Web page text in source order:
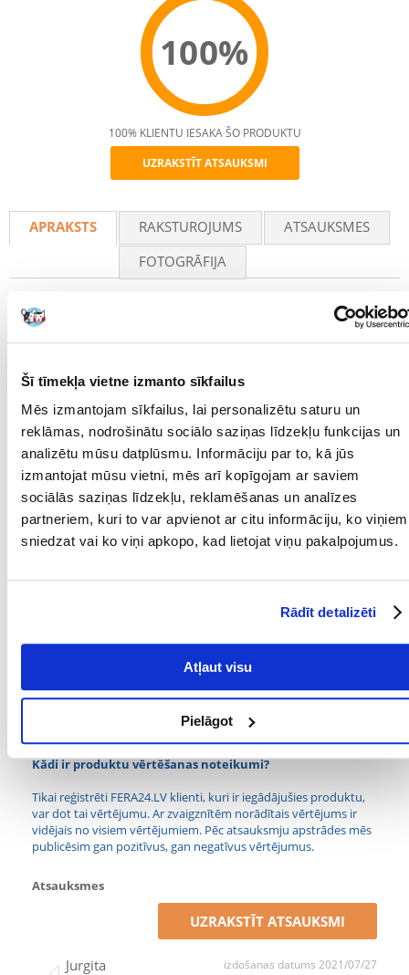
Šī tīmekļa vietne izmanto sīkfailus
Mēs izmantojam sīkfailus, lai personalizētu saturu un
reklāmas, nodrošinātu sociālo saziņas līdzekļu funkcijas un
analizētu mūsu datplūsmu. Informāciju par to, kā jūs
izmantojat mūsu vietni, mēs arī kopīgojam ar saviem
sociālās saziņas līdzekļu, reklamēšanas un analīzes
partneriem, kuri to var apvienot ar citu informāciju, ko viņiem
sniedzat vai ko viņi apkopo, kad lietojat viņu pakalpojumus.
Rādīt detalizēti
Atļaut visu
Pielāgot
100%
Recommend
100% KLIENTU IESAKA ŠO PRODUKTU
UZRAKSTĪT ATSAUKSMI
APRAKSTS RAKSTUROJUMS
ATSAUKSMES
FOTOGRĀFIJA
Uzkodu bumbiņa jūsu kaķim, ar ko spēlēties. To var piepildīt ar barību,
TRIXIE Snack Ball ir lieliska rotaļlieta, kas ne tikai izklaidēs jūsu kaķi, bet
Lieliski piemērota jebkuram kaķim, kuram patīk medības un balvas!
Interaktīva izklaide - bumbiņai ripojot, kārumi pakāpeniski izkrīt,
mudinot kaķi kustēties un būt aktīvam.
Regulējams atvērums - ļauj pielāgot kārumu daudzumu atbilstoši kaķa
grūtības pakāpei.
Vingrina veiklību un atjautību - kaķis iemācās manipulēt ar bumbu, lai
tiktu pie iecienītākajiem kārumiem.
Izgatavots no plastmasas - viegla, izturīga konstrukcija un droša
Kompakts izmērs - ø 6 cm, ideāli piemērots ripināšanai un turēšanai
MATERIĀLS: Plastmasa
Kādi ir produktu vērtēšanas noteikumi?
Tikai reģistrēti FERA24.LV klienti, kuri ir iegādājušies produktu,
var dot tai vērtējumu. Ar zvaigznītēm norādītais vērtējums ir
vidējais no visiem vērtējumiem. Pēc atsauksmju apstrādes mēs
publicēsim gan pozitīvus, gan negatīvus vērtējumus.
Atsauksmes
UZRAKSTĪT ATSAUKSMI
Jurgita izdošanas datums 2021/07/27